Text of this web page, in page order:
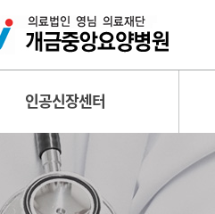
인공신장센터